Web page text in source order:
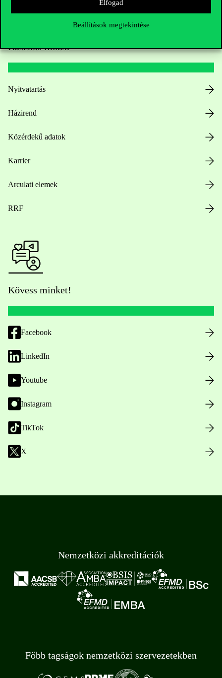
Elfogad
Beállítások megtekintése
Hasznos linkek
Nyitvatartás
Házirend
Közérdekű adatok
Karrier
Arculati elemek
RRF
Kövess minket!
Facebook
LinkedIn
Youtube
Instagram
TikTok
X
Nemzetközi akkreditációk
Főbb tagságok nemzetközi szervezetekben